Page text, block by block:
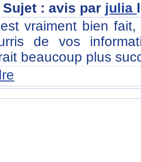
Sujet : avis par julia
vraiment bien
de vos
beaucoup plus